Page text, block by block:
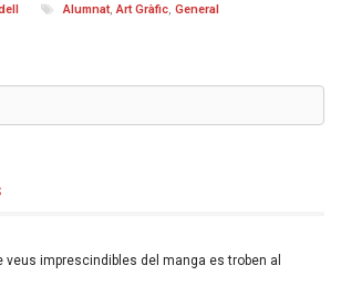
Alumnat,Art Gràfic, General
veus imprescindibles del manga es troben al